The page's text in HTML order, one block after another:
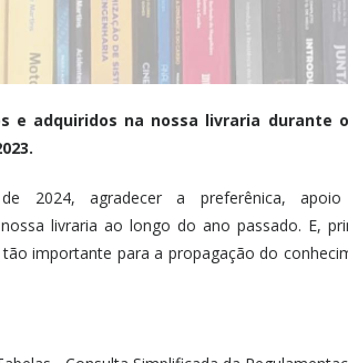
e adquiridos na nossa livraria durante
2024, agradecer a preferênica,
livraria ao longo do ano passado. E,
importante para a propagação do